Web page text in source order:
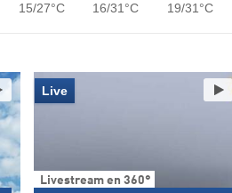
15/27°C
16/31°C
19/31°C
Livestream en 360°
Live